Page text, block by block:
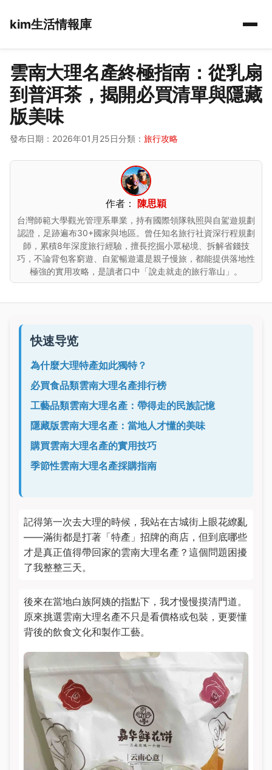
kim生活情報庫
雲南大理名產終極指南：從乳扇
到普洱茶，揭開必買清單與隱藏
版美味
發布日期：2026年01月25日分類： 旅行攻略
作者： 陳思穎
台灣師範大學觀光管理系畢業，持有國際領隊執照與自駕遊規劃
認證，足跡遍布30+國家與地區。曾任知名旅行社資深行程規劃
師，累積8年深度旅行經驗，擅長挖掘小眾秘境、拆解省錢技
巧，不論背包客窮遊、自駕暢遊還是親子慢旅，都能提供落地性
極強的實用攻略，是讀者口中「說走就走的旅行靠山」。
快速导览
為什麼大理特產如此獨特？
必買食品類雲南大理名產排行榜
工藝品類雲南大理名產：帶得走的民族記憶
隱藏版雲南大理名產：當地人才懂的美味
購買雲南大理名產的實用技巧
季節性雲南大理名產採購指南
記得第一次去大理的時候，我站在古城街上眼花繚亂
——滿街都是打著「特產」招牌的商店，但到底哪些
才是真正值得帶回家的雲南大理名產？這個問題困擾
了我整整三天。
後來在當地白族阿姨的指點下，我才慢慢摸清門道。
原來挑選雲南大理名產不只是看價格或包裝，更要懂
背後的飲食文化和製作工藝。